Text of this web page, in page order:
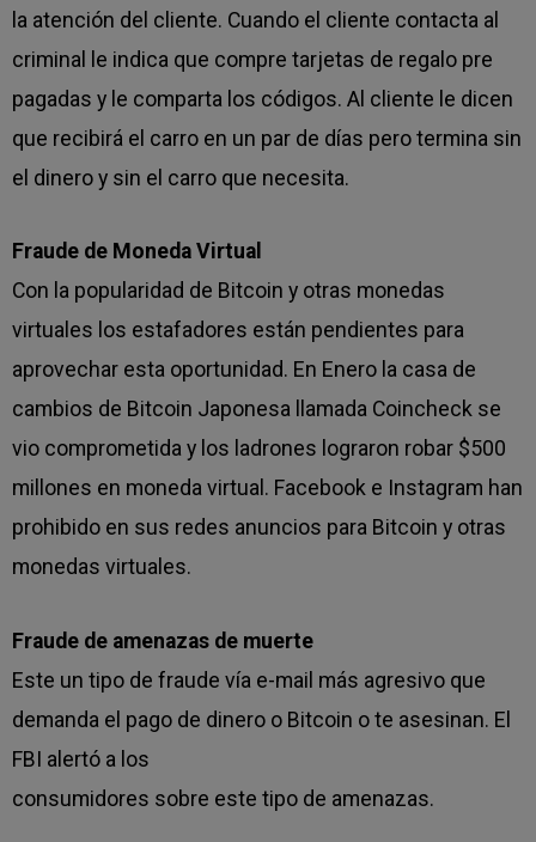
la atención del cliente. Cuando el cliente contacta al
criminal le indica que compre tarjetas de regalo pre
pagadas y le comparta los códigos. Al cliente le dicen
que recibirá el carro en un par de días pero termina sin
el dinero y sin el carro que necesita.
Fraude de Moneda Virtual
Con la popularidad de Bitcoin y otras monedas
virtuales los estafadores están pendientes para
aprovechar esta oportunidad. En Enero la casa de
cambios de Bitcoin Japonesa llamada Coincheck se
vio comprometida y los ladrones lograron robar $500
millones en moneda virtual. Facebook e Instagram han
prohibido en sus redes anuncios para Bitcoin y otras
monedas virtuales.
Fraude de amenazas de muerte
Este un tipo de fraude vía e-mail más agresivo que
demanda el pago de dinero o Bitcoin o te asesinan. El
FBI alertó a los
consumidores sobre este tipo de amenazas.